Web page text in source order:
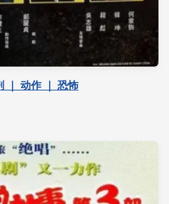
｜ 动作 ｜ 恐怖